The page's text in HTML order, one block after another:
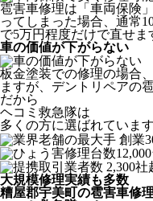
雹害車修理は「車両保険
ってしまった場合、通常
で5万円程度だけで直せま
車の価値が下がらない
板金塗装での修理の場合
ますが、デントリペアの
だから
ヘコミ救急隊は
多くの方に選ばれています
大規模修理実績も多数
糟屋郡宇美町の雹害車修